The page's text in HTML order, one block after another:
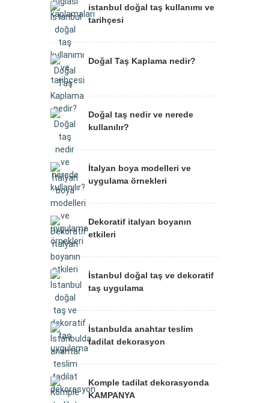
istanbul doğal taş kullanımı ve
tarihçesi
Doğal Taş Kaplama nedir?
Doğal taş nedir ve nerede
kullanılır?
İtalyan boya modelleri ve
uygulama örnekleri
Dekoratif italyan boyanın
etkileri
İstanbul doğal taş ve dekoratif
taş uygulama
İstanbulda anahtar teslim
tadilat dekorasyon
Komple tadilat dekorasyonda
KAMPANYA